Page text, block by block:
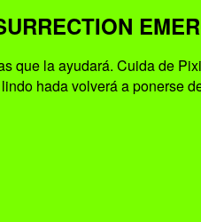
que la ayudará. Cuida de
hada volverá a ponerse